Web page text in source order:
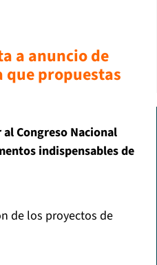
a anuncio de
que propuestas
Congreso Nacional
indispensables de
de los proyectos de